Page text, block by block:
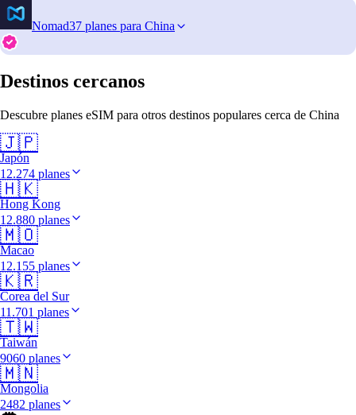
Nomad37 planes para China
Destinos cercanos
Descubre planes eSIM para otros destinos populares cerca de China
🇯🇵
Japón
12.274 planes
🇭🇰
Hong Kong
12.880 planes
🇲🇴
Macao
12.155 planes
🇰🇷
Corea del Sur
11.701 planes
🇹🇼
Taiwán
9060 planes
🇲🇳
Mongolia
2482 planes